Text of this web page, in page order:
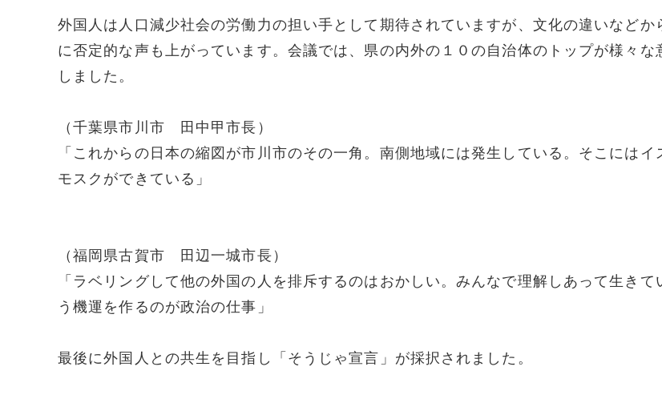
外国人は人口減少社会の労働力の担い手として期待されていますが、文化の違いなどか
に否定的な声も上がっています。会議では、県の内外の１０の自治体のトップが様々な
しました。
（千葉県市川市 田中甲市長）
「これからの日本の縮図が市川市のその一角。南側地域には発生している。そこにはイ
モスクができている」
（福岡県古賀市 田辺一城市長）
「ラベリングして他の外国の人を排斥するのはおかしい。みんなで理解しあって生きて
う機運を作るのが政治の仕事」
最後に外国人との共生を目指し「そうじゃ宣言」が採択されました。